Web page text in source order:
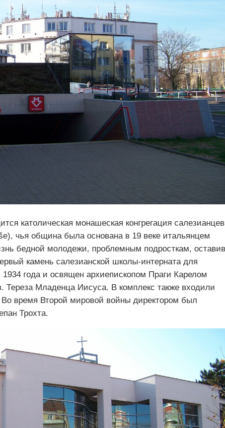
католическая монашеская конгрегация салезианцев
чья община была основана в 19 веке итальянцем
бедной молодежи, проблемным подросткам, оставив
камень салезианской школы-интерната для
года и освящен архиепископом Праги Карелом
​​Младенца Иисуса. В комплекс также входили
время Второй мировой войны директором был
Трохта.